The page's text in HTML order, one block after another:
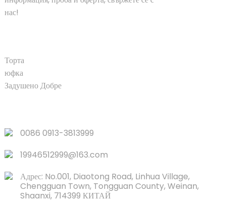
нас!
Торта
юфка
Задушено Добре
0086 0913-3813999
19946512999@163.com
Адрес: No.001, Diaotong Road, Linhua Village,
Chengguan Town, Tongguan County, Weinan,
Shaanxi, 714399 КИТАЙ